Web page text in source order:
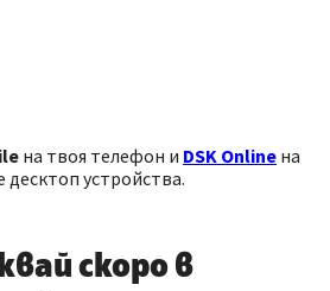
на твоя телефон и DSK Online на
десктоп устройства.
скоро в